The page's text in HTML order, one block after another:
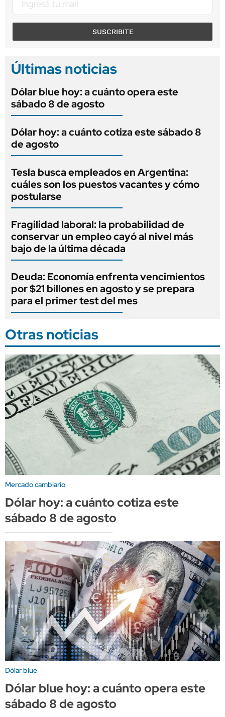
SUSCRIBITE
Últimas noticias
Dólar blue hoy: a cuánto opera este
sábado 8 de agosto
Dólar hoy: a cuánto cotiza este sábado 8
de agosto
Tesla busca empleados en Argentina:
cuáles son los puestos vacantes y cómo
postularse
Fragilidad laboral: la probabilidad de
conservar un empleo cayó al nivel más
bajo de la última década
Deuda: Economía enfrenta vencimientos
por $21 billones en agosto y se prepara
para el primer test del mes
Otras noticias
Mercado cambiario
Dólar hoy: a cuánto cotiza este
sábado 8 de agosto
Dólar blue
Dólar blue hoy: a cuánto opera este
sábado 8 de agosto